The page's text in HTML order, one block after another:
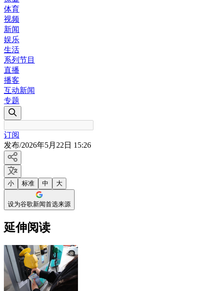
体育
视频
新闻
娱乐
生活
系列节目
直播
播客
互动新闻
专题
订阅
发布/2026年5月22日 15:26
小 标准 中 大
设为谷歌新闻首选来源
延伸阅读